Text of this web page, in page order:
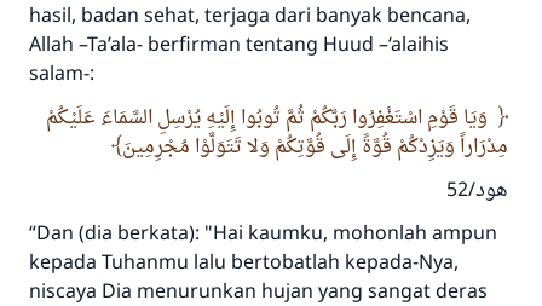
hasil, badan sehat, terjaga dari banyak bencana,
Allah –Ta’ala- berfirman tentang Huud –‘alaihis
salam-:
وَيَا قَوْمِ اسْتَغْفِرُوا رَبَّكُمْ ثُمَّ تُوبُوا إِلَيْهِ يُرْسِلِ السَّمَاءَ عَلَيْكُمْ
مِدْرَاراً وَيَزِدْكُمْ قُوَّةً إِلَى قُوَّتِكُمْ وَلا تَتَوَلَّوْا مُجْرِمِينَ
هود/52
“Dan (dia berkata): "Hai kaumku, mohonlah ampun
kepada Tuhanmu lalu bertobatlah kepada-Nya,
niscaya Dia menurunkan hujan yang sangat deras